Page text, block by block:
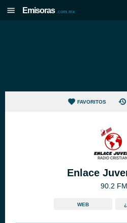
Emisoras .com.mx
FAVORITOS
Enlace
90.2 FM
WEB